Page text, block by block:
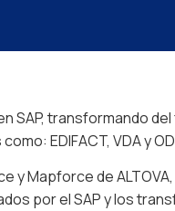
SAP, transformando
EDIFACT, VDA y
y Mapforce de
por el SAP y los